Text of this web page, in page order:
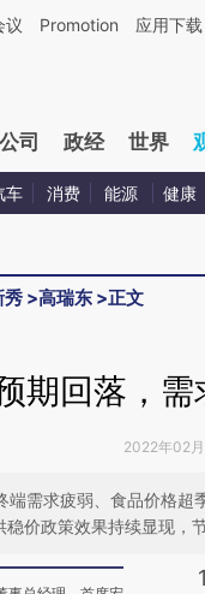
财新文章[https://
议 Promotion 应用下载
公司 政经 世界
车 消费 能源 健康
秀 >高瑞东 >正文
期回落，
2022年02
端需求疲弱、食品价格
价政策效果持续显现，
请
1